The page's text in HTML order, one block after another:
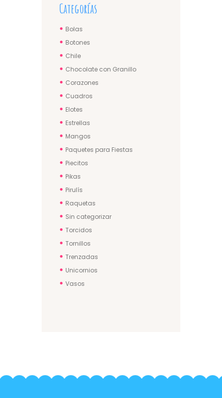
Categorías
Bolas
Botones
Chile
Chocolate con Granillo
Corazones
Cuadros
Elotes
Estrellas
Mangos
Paquetes para Fiestas
Piecitos
Pikas
Pirulís
Raquetas
Sin categorizar
Torcidos
Tornillos
Trenzadas
Unicornios
Vasos